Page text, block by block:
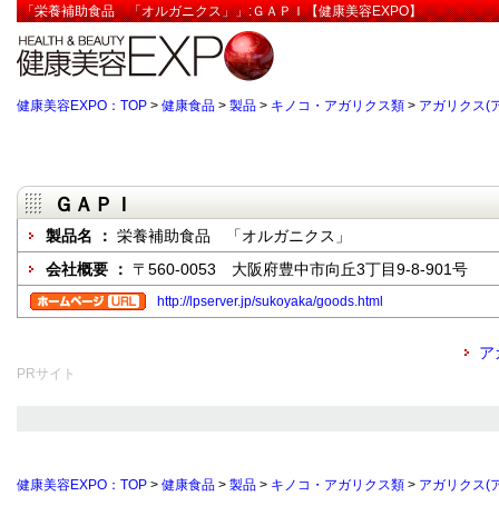
「栄養補助食品 「オルガニクス」」:ＧＡＰＩ【健康美容EXPO】
健康美容EXPO：TOP > 健康食品 > 製品 > キノコ・アガリクス類 > アガリクス(
ＧＡＰＩ
製品名 ： 栄養補助食品 「オルガニクス」
会社概要 ： 〒560-0053 大阪府豊中市向丘3丁目9-8-901号
http://lpserver.jp/sukoyaka/goods.html
ア
PRサイト
健康美容EXPO：TOP > 健康食品 > 製品 > キノコ・アガリクス類 > アガリクス(